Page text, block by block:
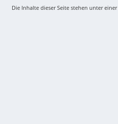
Die Inhalte dieser Seite stehen unter einer